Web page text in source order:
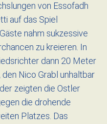
von Essofadh
auf das Spiel
nahm sukzessive
zu kreieren. In
dann 20 Meter
Nico Grabl unhaltbar
zeigten die Ostler
die drohende
Platzes. Das